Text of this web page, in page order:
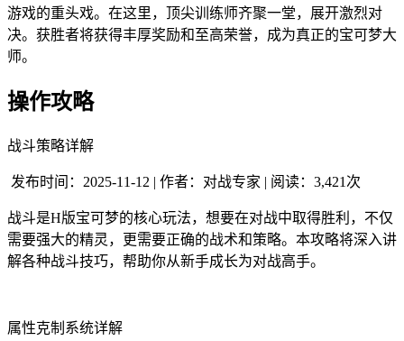
游戏的重头戏。在这里，顶尖训练师齐聚一堂，展开激烈对
决。获胜者将获得丰厚奖励和至高荣誉，成为真正的宝可梦大
师。
操作攻略
战斗策略详解
发布时间：2025-11-12 | 作者：对战专家 | 阅读：3,421次
战斗是H版宝可梦的核心玩法，想要在对战中取得胜利，不仅
需要强大的精灵，更需要正确的战术和策略。本攻略将深入讲
解各种战斗技巧，帮助你从新手成长为对战高手。
属性克制系统详解